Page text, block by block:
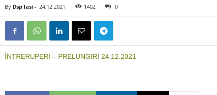
By Dsp Iasi - 24.12.2021 1402 0
ÎNTRERUPERI – PRELUNGIRI 24.12.2021